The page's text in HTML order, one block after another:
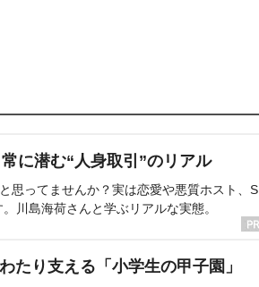
に潜む“人身取引”のリアル
思ってませんか？実は恋愛や悪質ホスト、S
川島海荷さんと学ぶリアルな実態。
たり支える「小学生の甲子園」